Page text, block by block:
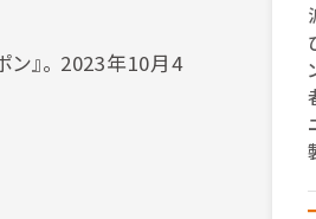
』。 2023年10月4